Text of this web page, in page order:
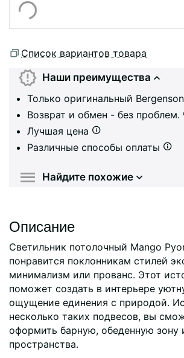
Список вариантов товара
Наши преимущества
Только оригинальный
Возврат и обмен - без проблем.
Лучшая цена
Различные способы оплаты
Найдите похожие
Описание
Светильник потолочный Mango
понравится поклонникам стилей
минимализм или прованс. Этот
поможет создать в интерьере
ощущение единения с природой.
несколько таких подвесов, вы
оформить барную, обеденную зону
пространства.